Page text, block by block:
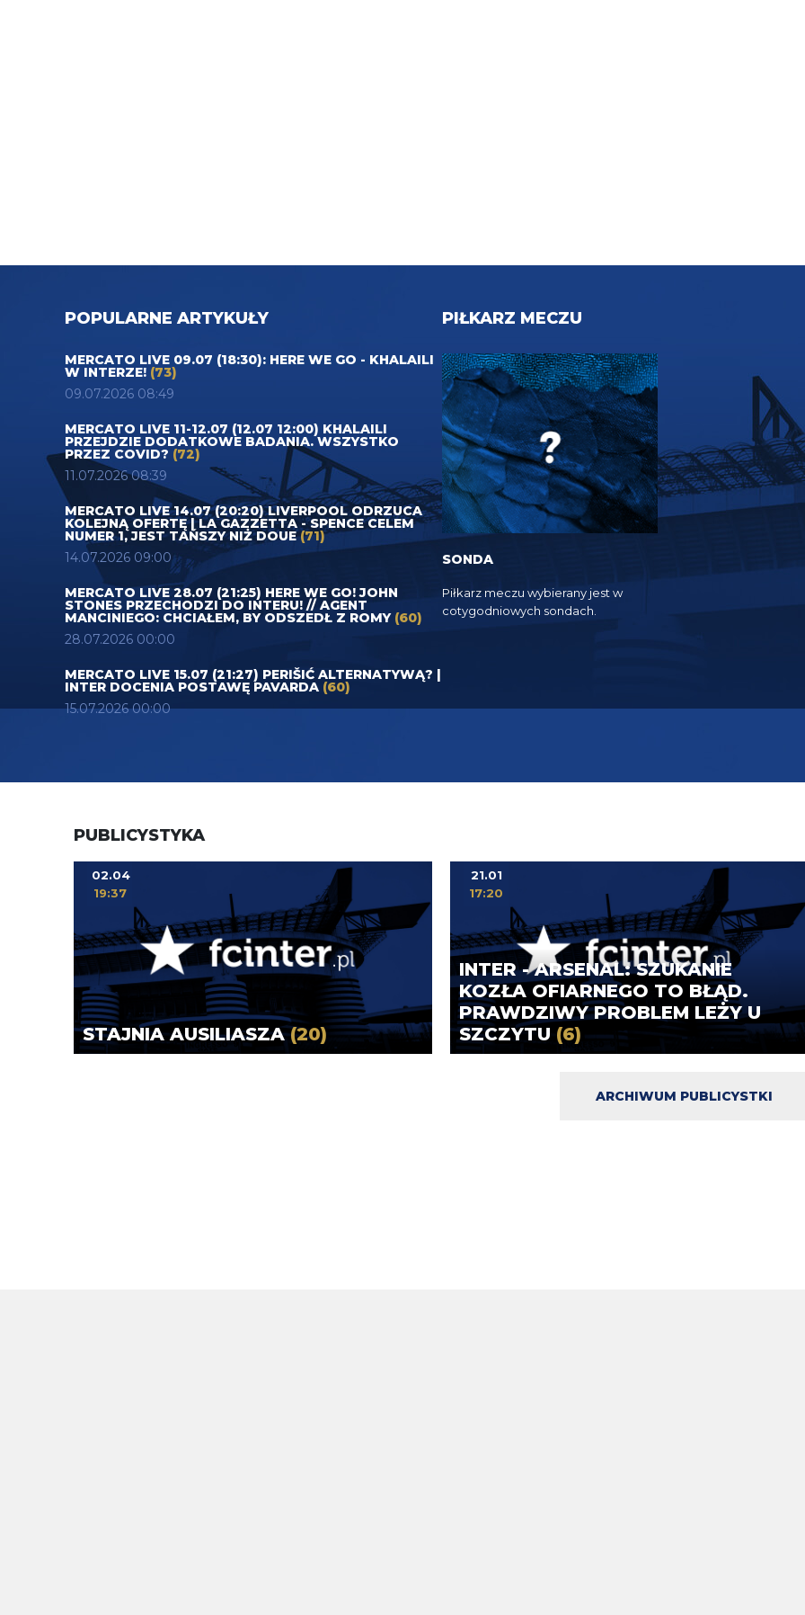
POPULARNE ARTYKUŁY
MERCATO LIVE 09.07 (18:30): HERE WE GO - KHALAILI
W INTERZE! (73)
09.07.2026 08:49
MERCATO LIVE 11-12.07 (12.07 12:00) KHALAILI
PRZEJDZIE DODATKOWE BADANIA. WSZYSTKO
PRZEZ COVID? (72)
11.07.2026 08:39
MERCATO LIVE 14.07 (20:20) LIVERPOOL ODRZUCA
KOLEJNĄ OFERTĘ | LA GAZZETTA - SPENCE CELEM
NUMER 1, JEST TAŃSZY NIŻ DOUE(71)
14.07.2026 09:00
MERCATO LIVE 28.07 (21:25) HERE WE GO! JOHN
STONES PRZECHODZI DO INTERU! // AGENT
MANCINIEGO: CHCIAŁEM, BY ODSZEDŁ Z ROMY (60)
28.07.2026 00:00
MERCATO LIVE 15.07 (21:27) PERIŠIĆ ALTERNATYWĄ? |
INTER DOCENIA POSTAWĘ PAVARDA (60)
15.07.2026 00:00
PIŁKARZ MECZU
SONDA
Piłkarz meczu wybierany jest w
cotygodniowych sondach.
PUBLICYSTYKA
STAJNIA AUSILIASZA(20)
02.04
19:37
INTER - ARSENAL: SZUKANIE
KOZŁA OFIARNEGO TO BŁĄD.
PRAWDZIWY PROBLEM LEŻY U
SZCZYTU (6)
21.01
17:20
ARCHIWUM PUBLICYSTKI